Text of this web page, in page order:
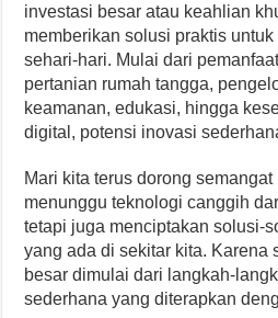
investasi besar atau keahlian
memberikan solusi praktis
sehari-hari. Mulai dari
pertanian rumah tangga,
keamanan, edukasi, hingga
digital, potensi inovasi
Mari kita terus dorong
menunggu teknologi canggih
tetapi juga menciptakan solusi-
yang ada di sekitar kita. Karena
besar dimulai dari langkah-
sederhana yang diterapkan